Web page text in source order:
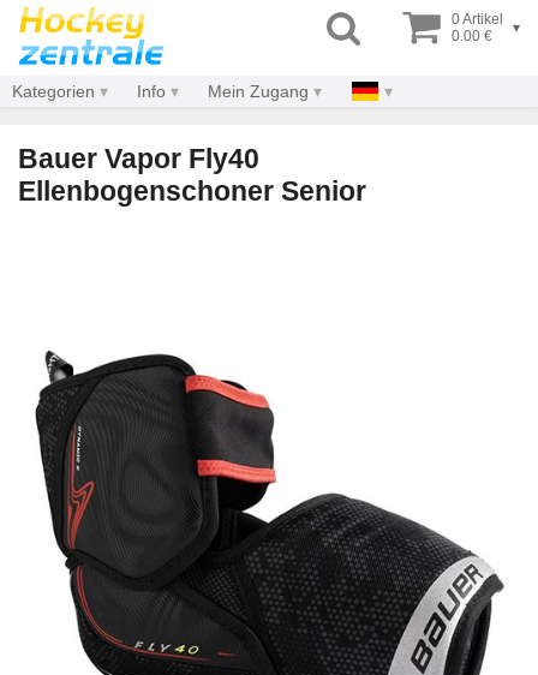
0 Artikel
0.00 €
▾
Kategorien Info Mein Zugang
Bauer Vapor Fly40
Ellenbogenschoner Senior